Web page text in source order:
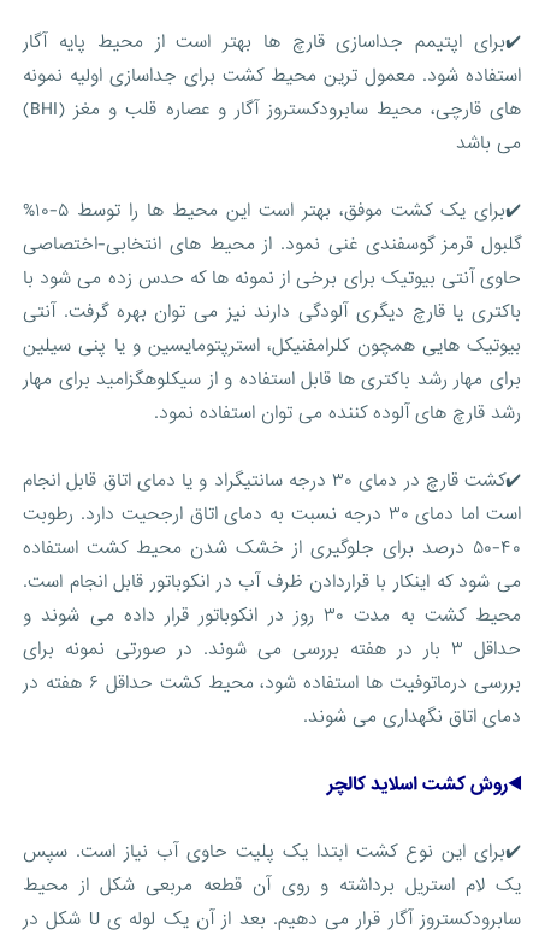
✔️برای اپتیمم جداسازی قارچ ها بهتر است از محیط پایه آگار
استفاده شود. معمول ترین محیط کشت برای جداسازی اولیه نمونه
های قارچی، محیط سابرودکستروز آگار و عصاره قلب و مغز (BHI)
می باشد
✔️برای یک کشت موفق، بهتر است این محیط ها را توسط ۵-۱۰%
گلبول قرمز گوسفندی غنی نمود. از محیط های انتخابی-اختصاصی
حاوی آنتی بیوتیک برای برخی از نمونه ها که حدس زده می شود با
باکتری یا قارچ دیگری آلودگی دارند نیز می توان بهره گرفت. آنتی
بیوتیک هایی همچون کلرامفنیکل، استرپتومایسین و یا پنی سیلین
برای مهار رشد باکتری ها قابل استفاده و از سیکلوهگزامید برای مهار
رشد قارچ های آلوده کننده می توان استفاده نمود.
✔️کشت قارچ در دمای ۳۰ درجه سانتیگراد و یا دمای اتاق قابل انجام
است اما دمای ۳۰ درجه نسبت به دمای اتاق ارجحیت دارد. رطوبت
۴۰-۵۰ درصد برای جلوگیری از خشک شدن محیط کشت استفاده
می شود که اینکار با قراردادن ظرف آب در انکوباتور قابل انجام است.
محیط کشت به مدت ۳۰ روز در انکوباتور قرار داده می شوند و
حداقل ۳ بار در هفته بررسی می شوند. در صورتی نمونه برای
بررسی درماتوفیت ها استفاده شود، محیط کشت حداقل ۶ هفته در
دمای اتاق نگهداری می شوند.
◀️روش کشت اسلاید کالچر
✔️برای این نوع کشت ابتدا یک پلیت حاوی آب نیاز است. سپس
یک لام استریل برداشته و روی آن قطعه مربعی شکل از محیط
سابرودکستروز آگار قرار می دهیم. بعد از آن یک لوله ی U شکل در